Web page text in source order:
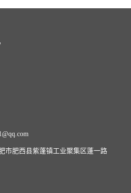
市肥西县紫蓬镇工业聚集区蓬一路